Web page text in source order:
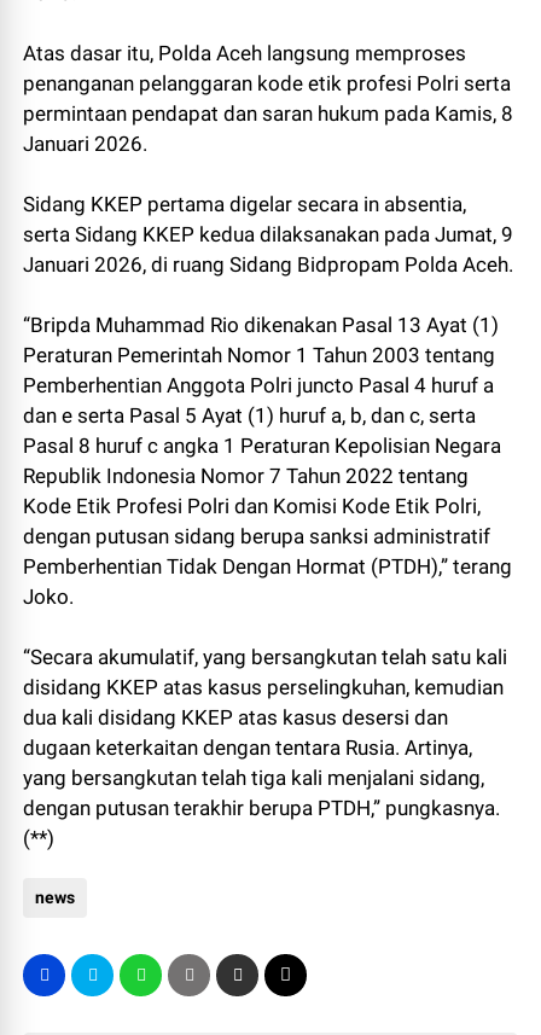
Atas dasar itu, Polda Aceh langsung memproses
penanganan pelanggaran kode etik profesi Polri serta
permintaan pendapat dan saran hukum pada Kamis, 8
Januari 2026.
Sidang KKEP pertama digelar secara in absentia,
serta Sidang KKEP kedua dilaksanakan pada Jumat, 9
Januari 2026, di ruang Sidang Bidpropam Polda Aceh.
“Bripda Muhammad Rio dikenakan Pasal 13 Ayat (1)
Peraturan Pemerintah Nomor 1 Tahun 2003 tentang
Pemberhentian Anggota Polri juncto Pasal 4 huruf a
dan e serta Pasal 5 Ayat (1) huruf a, b, dan c, serta
Pasal 8 huruf c angka 1 Peraturan Kepolisian Negara
Republik Indonesia Nomor 7 Tahun 2022 tentang
Kode Etik Profesi Polri dan Komisi Kode Etik Polri,
dengan putusan sidang berupa sanksi administratif
Pemberhentian Tidak Dengan Hormat (PTDH),” terang
Joko.
“Secara akumulatif, yang bersangkutan telah satu kali
disidang KKEP atas kasus perselingkuhan, kemudian
dua kali disidang KKEP atas kasus desersi dan
dugaan keterkaitan dengan tentara Rusia. Artinya,
yang bersangkutan telah tiga kali menjalani sidang,
dengan putusan terakhir berupa PTDH,” pungkasnya.
(**)
news